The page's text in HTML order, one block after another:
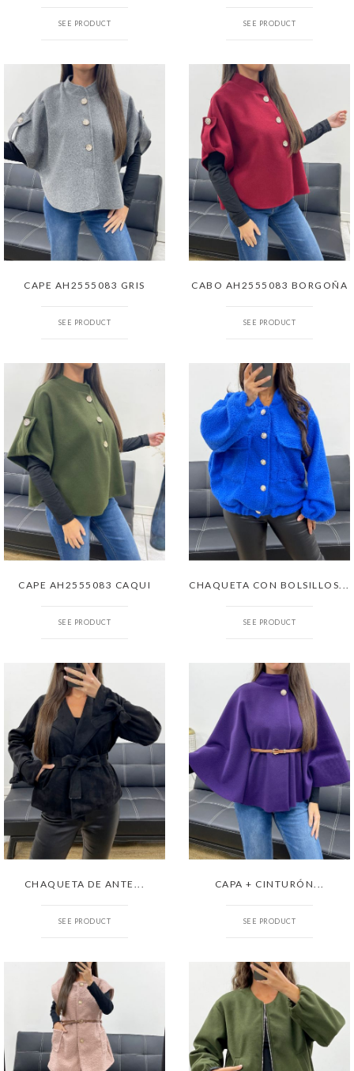
SEE PRODUCT SEE PRODUCT
CAPE AH2555083 GRIS
SEE PRODUCT
CABO AH2555083 BORGOÑA
SEE PRODUCT
CAPE AH2555083 CAQUI
SEE PRODUCT
CHAQUETA CON BOLSILLOS...
SEE PRODUCT
CHAQUETA DE ANTE...
SEE PRODUCT
CAPA + CINTURÓN...
SEE PRODUCT